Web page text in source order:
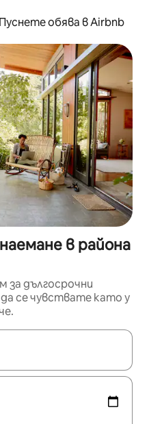
Пуснете обява в Airbnb
в района
дългосрочни
се чувствате като у
използвайте